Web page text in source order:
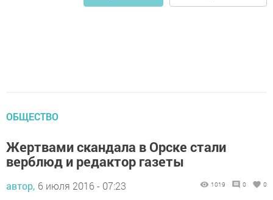
ОБЩЕСТВО
Жертвами скандала в Орске стали
верблюд и редактор газеты
автор, 6 июля 2016 - 07:23 1019 0 0